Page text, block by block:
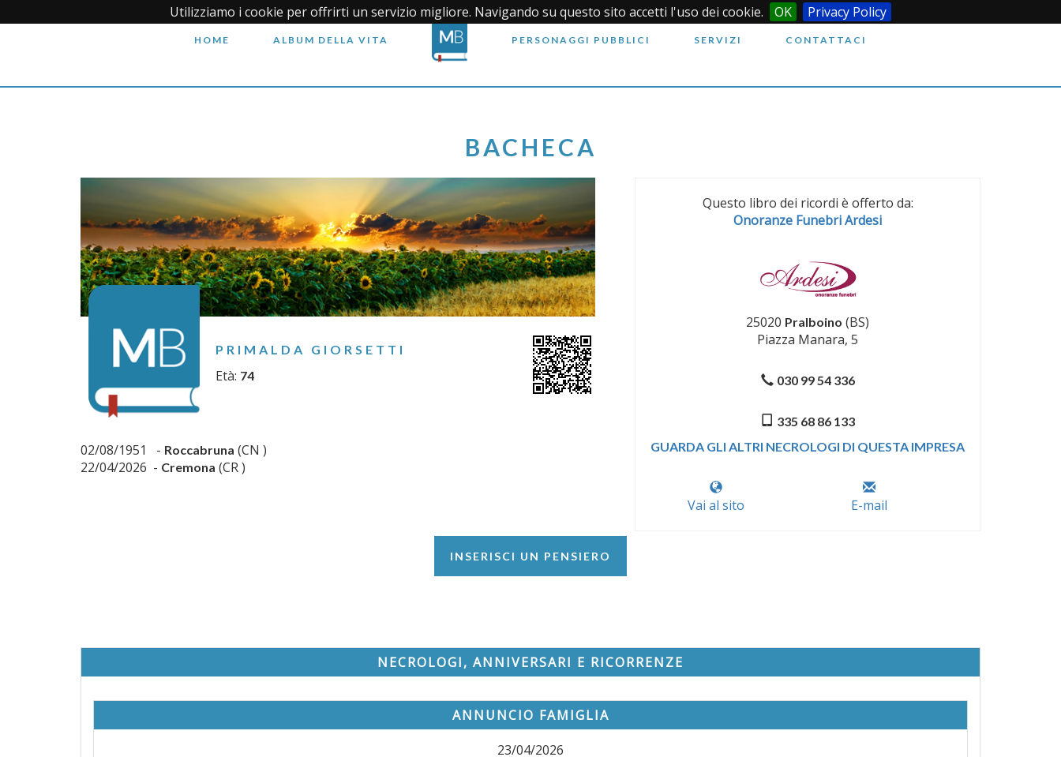
Utilizziamo i cookie per offrirti un servizio migliore. Navigando su questo sito accetti l'uso dei cookie. OK Privacy Policy
HOME ALBUM DELLA VITA PERSONAGGI PUBBLICI SERVIZI CONTATTACI
BACHECA
PRIMALDA GIORSETTI
Età: 74
02/08/1951 - Roccabruna (CN )
22/04/2026 - Cremona (CR )
Questo libro dei ricordi è offerto da:
Onoranze Funebri Ardesi
25020 Pralboino (BS)
Piazza Manara, 5
030 99 54 336
335 68 86 133
GUARDA GLI ALTRI NECROLOGI DI QUESTA IMPRESA
Vai al sito E-mail
INSERISCI UN PENSIERO
NECROLOGI, ANNIVERSARI E RICORRENZE
ANNUNCIO FAMIGLIA
23/04/2026